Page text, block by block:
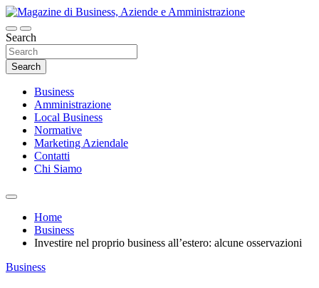
Skip
to
content
Magazine di Business, Aziende e
Amministrazione
Search
Search
Business
Amministrazione
Local Business
Normative
Marketing Aziendale
Contatti
Chi Siamo
Home
Business
Investire nel proprio business all’estero: alcune osservazioni
Business